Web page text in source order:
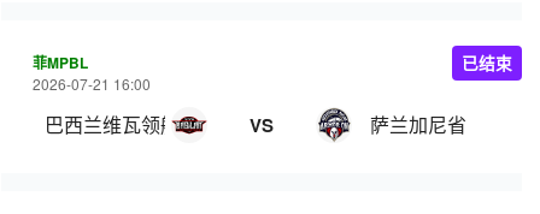
菲MPBL
2026-07-21 16:00
巴西兰维瓦领航 VS 萨兰加尼省
已结束